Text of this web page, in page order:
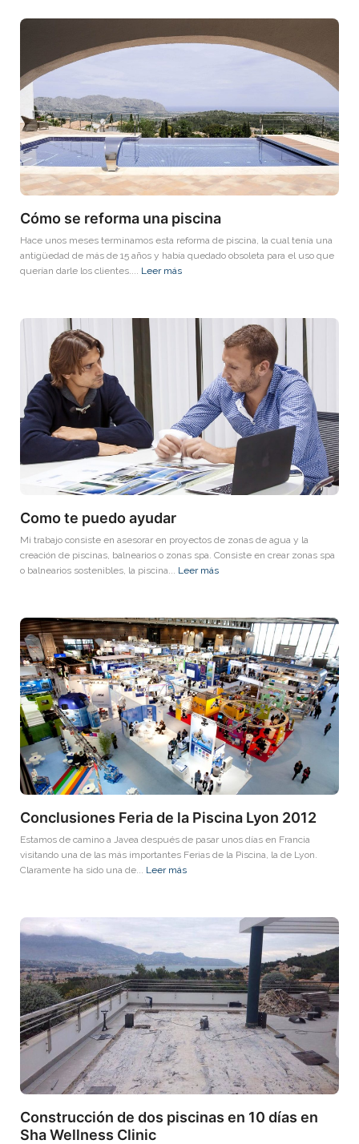
Cómo se reforma una piscina
Hace unos meses terminamos esta reforma de piscina, la cual tenía una
antigüedad de más de 15 años y había quedado obsoleta para el uso que
querían darle los clientes.... Leer más
Como te puedo ayudar
Mi trabajo consiste en asesorar en proyectos de zonas de agua y la
creación de piscinas, balnearios o zonas spa. Consiste en crear zonas spa
o balnearios sostenibles, la piscina... Leer más
Conclusiones Feria de la Piscina Lyon 2012
Estamos de camino a Javea después de pasar unos días en Francia
visitando una de las más importantes Ferias de la Piscina, la de Lyon.
Claramente ha sido una de... Leer más
Construcción de dos piscinas en 10 días en
Sha Wellness Clinic